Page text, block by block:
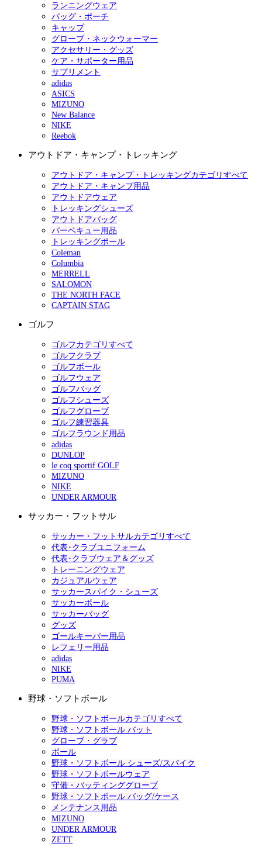
ランニングウェア
バッグ・ポーチ
キャップ
グローブ・ネックウォーマー
アクセサリー・グッズ
ケア・サポーター用品
サプリメント
adidas
ASICS
MIZUNO
New Balance
NIKE
Reebok
アウトドア・キャンプ・トレッキング
アウトドア・キャンプ・トレッキングカテゴリすべて
アウトドア・キャンプ用品
アウトドアウェア
トレッキングシューズ
アウトドアバッグ
バーベキュー用品
トレッキングポール
Coleman
Columbia
MERRELL
SALOMON
THE NORTH FACE
CAPTAIN STAG
ゴルフ
ゴルフカテゴリすべて
ゴルフクラブ
ゴルフボール
ゴルフウェア
ゴルフバッグ
ゴルフシューズ
ゴルフグローブ
ゴルフ練習器具
ゴルフラウンド用品
adidas
DUNLOP
le coq sportif GOLF
MIZUNO
NIKE
UNDER ARMOUR
サッカー・フットサル
サッカー・フットサルカテゴリすべて
代表･クラブユニフォーム
代表･クラブウェア＆グッズ
トレーニングウェア
カジュアルウェア
サッカースパイク・シューズ
サッカーボール
サッカーバッグ
グッズ
ゴールキーパー用品
レフェリー用品
adidas
NIKE
PUMA
野球・ソフトボール
野球・ソフトボールカテゴリすべて
野球・ソフトボール バット
グローブ・グラブ
ボール
野球・ソフトボール シューズ/スパイク
野球・ソフトボールウェア
守備・バッティンググローブ
野球・ソフトボール バッグ/ケース
メンテナンス用品
MIZUNO
UNDER ARMOUR
ZETT